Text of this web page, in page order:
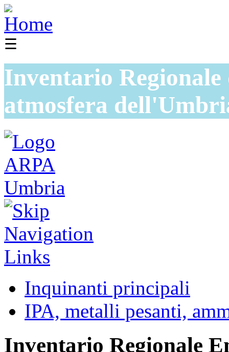
☰
Inventario
atmosfera
Inquinanti principali
IPA, metalli pesanti,
Inventario Regionale